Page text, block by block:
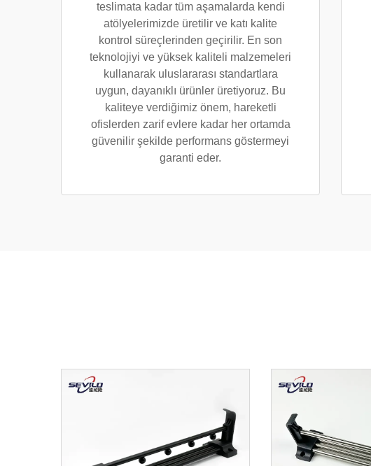
teslimata kadar tüm aşamalarda kendi
atölyelerimizde üretilir ve katı kalite
kontrol süreçlerinden geçirilir. En son
teknolojiyi ve yüksek kaliteli malzemeleri
kullanarak uluslararası standartlara
uygun, dayanıklı ürünler üretiyoruz. Bu
kaliteye verdiğimiz önem, hareketli
ofislerden zarif evlere kadar her ortamda
güvenilir şekilde performans göstermeyi
garanti eder.